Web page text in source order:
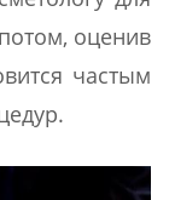
оценив
частым